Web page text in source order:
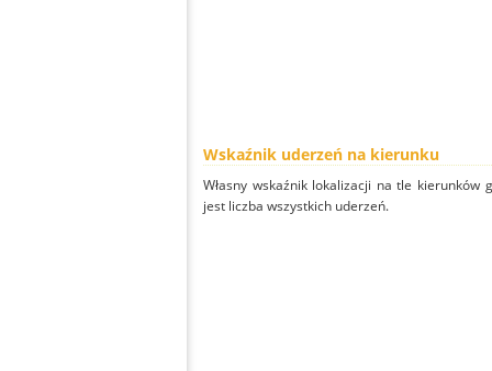
Wskaźnik uderzeń na kierunku
Własny wskaźnik lokalizacji na tle
jest liczba wszystkich uderzeń.